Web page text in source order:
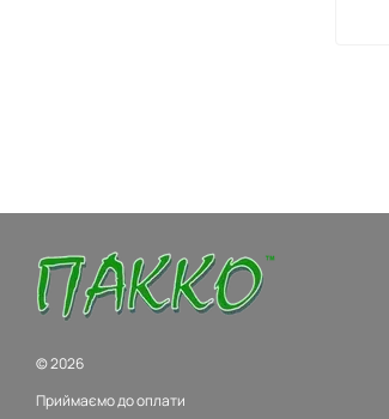
© 2026
Приймаємо до оплати